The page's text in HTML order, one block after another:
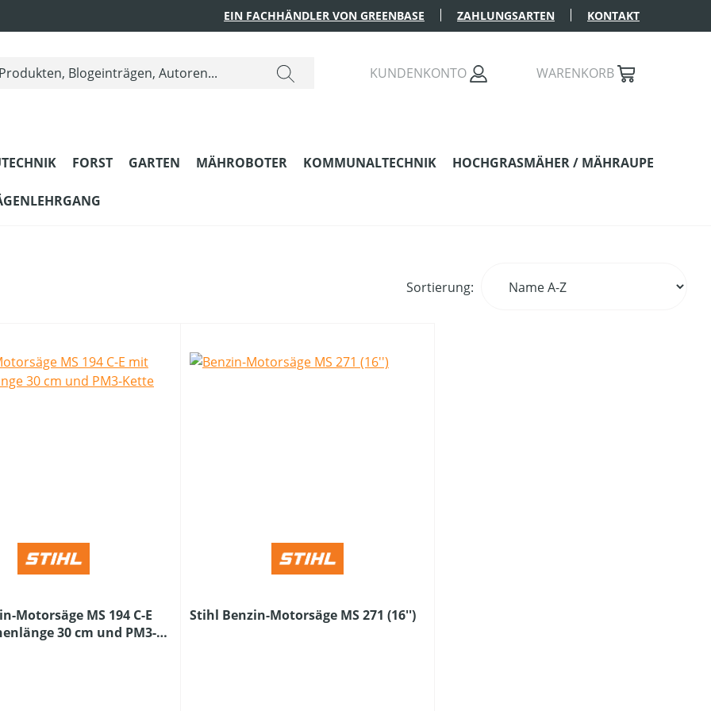
EIN FACHHÄNDLER VON GREENBASE ZAHLUNGSARTEN KONTAKT
KUNDENKONTO WARENKORB
FORST GARTEN MÄHROBOTER KOMMUNALTECHNIK HOCHGRASMÄHER / MÄHRAUPE
Sortierung:
Motorsäge MS 194 C-E
30 cm und PM3-
Stihl Benzin-Motorsäge MS 271 (16'')